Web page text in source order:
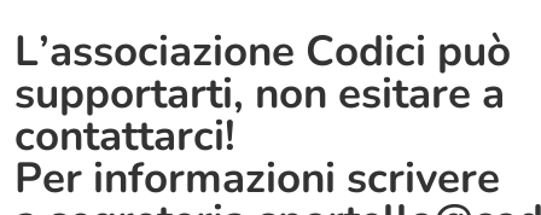
L’associazione Codici può
supportarti, non esitare a
contattarci!
Per informazioni scrivere